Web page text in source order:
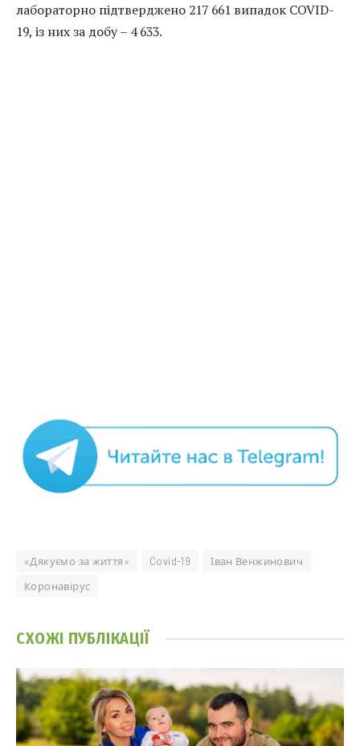
лабораторно підтверджено 217 661 випадок COVID-
19, із них за добу – 4 633.
«Дякуємо за життя» Covid-19
Іван Венжинович
Коронавірус
СХОЖІ ПУБЛІКАЦІЇ